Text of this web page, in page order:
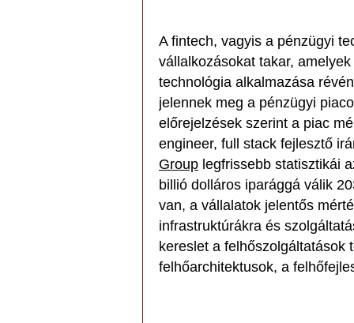
A fintech, vagyis a pénzügyi
vállalkozásokat takar,
technológia alkalmazása
jelennek meg a pénzügyi
előrejelzések szerint a piac
engineer, full stack fejlesztő
Group legfrissebb statisztikái
billió dolláros iparággá válik
van, a vállalatok jelentős
infrastruktúrákra és
kereslet a felhőszolgáltatások
felhőarchitektusok, a